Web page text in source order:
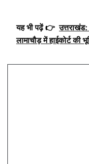
यह भी पढ़ें 👉
लामाचौड़ में हाईकोर्ट की